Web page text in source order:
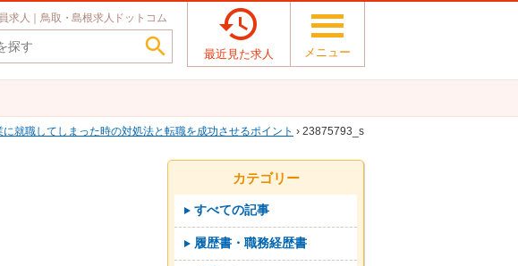
求人｜鳥取・島根求人ドットコム


最近見た求人 メニュー
に就職してしまった時の対処法と転職を成功させるポイント › 23875793_s
カテゴリー
すべての記事
履歴書・職務経歴書